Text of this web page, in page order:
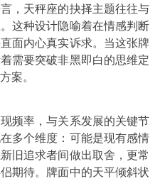
，天秤座的抉择主题往往与
这种设计隐喻着在情感判断
面内心真实诉求。当这张牌
需要突破非黑即白的思维定
案。
频率，与关系发展的关键节
多个维度：可能是现有感情
旧追求者间做出取舍，更常
期待。牌面中的天平倾斜状